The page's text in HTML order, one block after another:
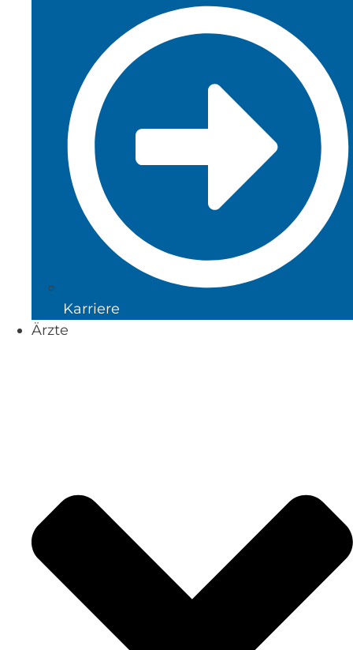
Karriere
Ärzte